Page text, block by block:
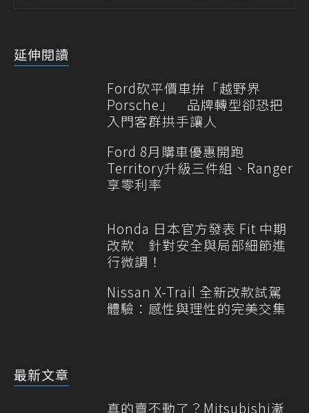
延伸閱讀
Ford砍平價車拚「越野界
Porsche」 品牌轉型卻恐把
入門客群拱手讓人
Ford 8月購車優惠開跑
Territory升級三件組、Ranger
享零利率
Honda 日本官方發表 Fit 中期
改款 針對安全與局部細節進
行微調！
Nissan X-Trail 全新改款試駕
體驗：感性與理性的完美交集
最新文章
真的賣不動了？Mitsubishi漸